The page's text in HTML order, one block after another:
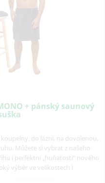
+ pánský saunový
do lázní, na dovolenou,
Můžete si vybrat z našeho
i perfektní „huňatostí“ nového
výběr ve velikostech i